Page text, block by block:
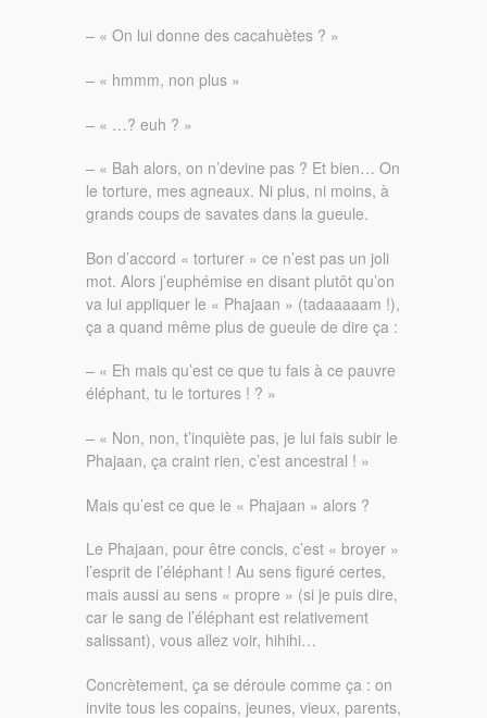
– « On lui donne des cacahuètes ? »
– « hmmm, non plus »
– « …? euh ? »
– « Bah alors, on n’devine pas ? Et bien… On
le torture, mes agneaux. Ni plus, ni moins, à
grands coups de savates dans la gueule.
Bon d’accord « torturer » ce n’est pas un joli
mot. Alors j’euphémise en disant plutôt qu’on
va lui appliquer le « Phajaan » (tadaaaaam !),
ça a quand même plus de gueule de dire ça :
– « Eh mais qu’est ce que tu fais à ce pauvre
éléphant, tu le tortures ! ? »
– « Non, non, t’inquiète pas, je lui fais subir le
Phajaan, ça craint rien, c’est ancestral ! »
Mais qu’est ce que le « Phajaan » alors ?
Le Phajaan, pour être concis, c’est « broyer »
l’esprit de l’éléphant ! Au sens figuré certes,
mais aussi au sens « propre » (si je puis dire,
car le sang de l’éléphant est relativement
salissant), vous allez voir, hihihi…
Concrètement, ça se déroule comme ça : on
invite tous les copains, jeunes, vieux, parents,